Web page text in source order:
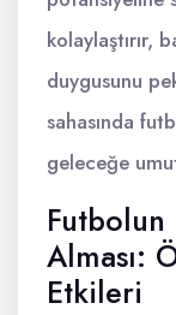
kolaylaştırır,
duygusunu
sahasında
geleceğe
Futbolun
Alması:
Etkileri